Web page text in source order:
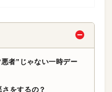
者”じゃない一時デー
をするの？